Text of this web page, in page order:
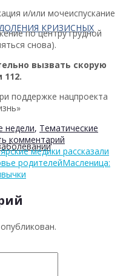
КРИЗИСНЫХ
и/или мочеиспускание
по центру грудной
снова).
вызвать скорую
поддержке нацпроекта
недели, Тематические
комментарий
медики рассказали
родителейМасленица: